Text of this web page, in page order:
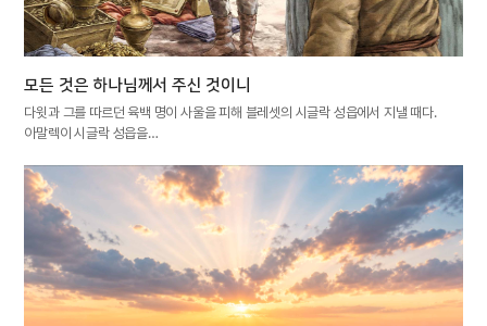
모든 것은 하나님께서 주신 것이니
다윗과 그를 따르던 육백 명이 사울을 피해 블레셋의 시글락 성읍에서 지낼 때다.
아말렉이 시글락 성읍을…